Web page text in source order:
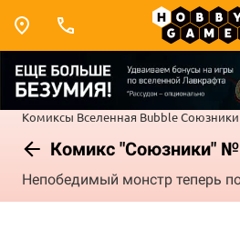
Комиксы Вселенная BubbleСоюзники
Комикс "Союзники"
Непобедимый монстр теперь